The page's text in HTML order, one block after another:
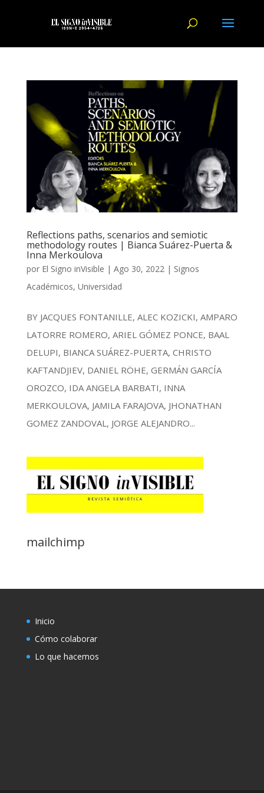
Reflections paths, scenarios and semiotic
methodology routes | Bianca Suárez-Puerta &
Inna Merkoulova
por El Signo inVisible | Ago 30, 2022| Signos
Académicos, Universidad
BY JACQUES FONTANILLE, ALEC KOZICKI, AMPARO
LATORRE ROMERO, ARIEL GÓMEZ PONCE, BAAL
DELUPI, BIANCA SUÁREZ-PUERTA, CHRISTO
KAFTANDJIEV, DANIEL RÖHE, GERMÁN GARCÍA
OROZCO, IDA ANGELA BARBATI, INNA
MERKOULOVA, JAMILA FARAJOVA, JHONATHAN
GOMEZ ZANDOVAL, JORGE ALEJANDRO...
mailchimp
Inicio
Cómo colaborar
Lo que hacemos